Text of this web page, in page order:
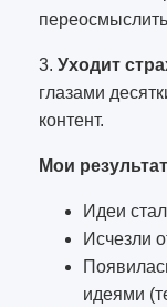
3. Уходит
глазами
контент.
Мои
Идеи
Исчезли
идеями